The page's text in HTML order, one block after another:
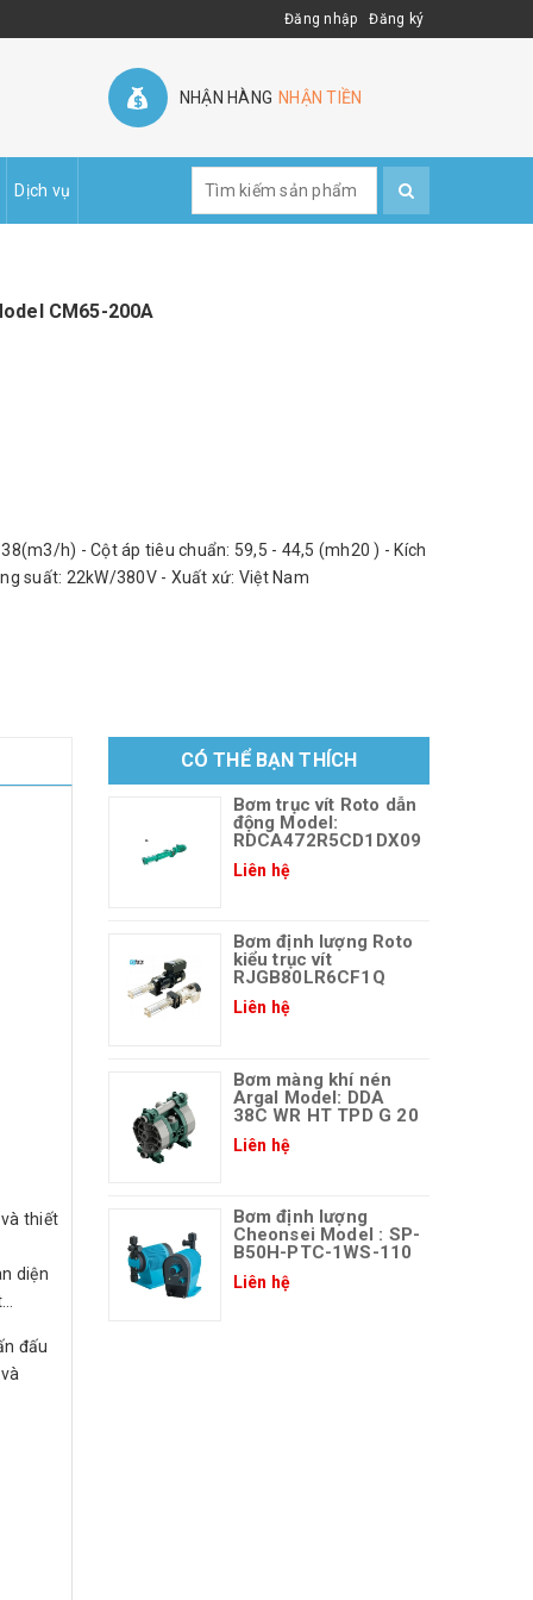
Đăng nhập Đăng ký
NHẬN HÀNG NHẬN TIỀN
Dịch vụ
CM65-200A
h) - Cột áp tiêu chuẩn: 59,5 - 44,5 (mh20 ) - Kích
suất: 22kW/380V - Xuất xứ: Việt Nam
thiết
diện
đấu
CÓ THỂ BẠN THÍCH
Bơm trục vít Roto dẫn
động Model:
RDCA472R5CD1DX09
Liên hệ
Bơm định lượng Roto
kiểu trục vít
RJGB80LR6CF1Q
Liên hệ
Bơm màng khí nén
Argal Model: DDA
38C WR HT TPD G 20
Liên hệ
Bơm định lượng
Cheonsei Model : SP-
B50H-PTC-1WS-110
Liên hệ